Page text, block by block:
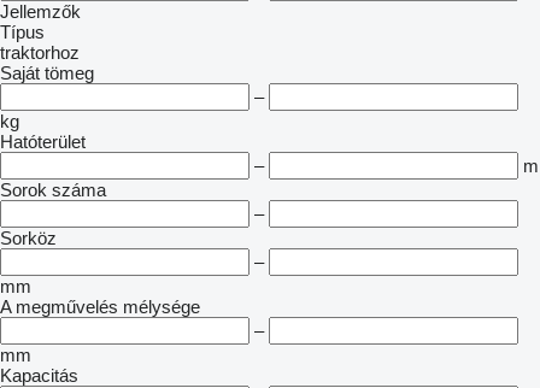
Jellemzők
Típus
traktorhoz
Saját tömeg
–
kg
Hatóterület
–
m
Sorok száma
–
Sorköz
–
mm
A megművelés mélysége
–
mm
Kapacitás